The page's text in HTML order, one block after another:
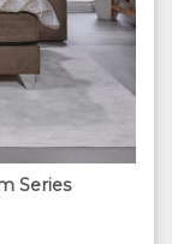
Series